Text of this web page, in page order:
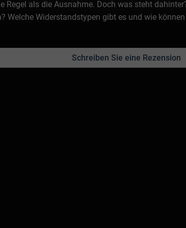
Regel als die Ausnahme. Doch was steht
Welche Widerstandstypen gibt es und wie
Schreiben Sie eine Rezension